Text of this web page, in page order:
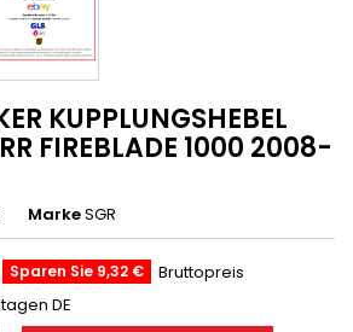
KUPPLUNGSHEBEL
FIREBLADE 1000 2008-
MarkeSGR
Sparen Sie 9,32 €
Bruttopreis
DE